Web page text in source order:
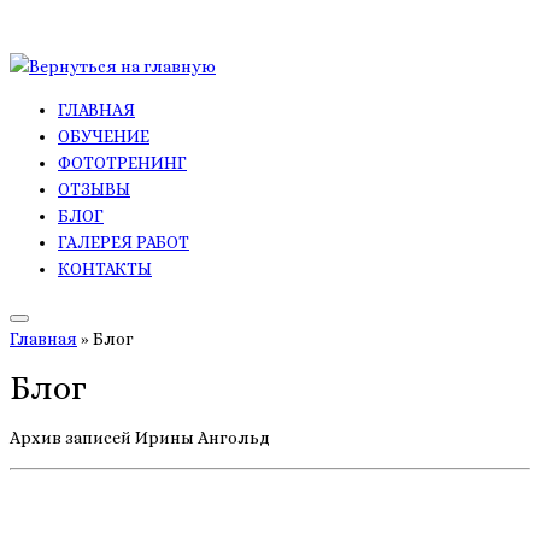
Перейти
содержимому
ГЛАВНАЯ
ОБУЧЕНИЕ
ФОТОТРЕНИНГ
ОТЗЫВЫ
БЛОГ
ГАЛЕРЕЯ РАБОТ
КОНТАКТЫ
Главная » Блог
Блог
Архив записей Ирины Ангольд